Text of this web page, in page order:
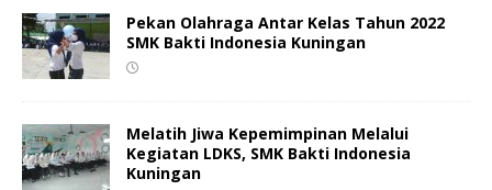
Pekan Olahraga Antar Kelas Tahun 2022
SMK Bakti Indonesia Kuningan
Melatih Jiwa Kepemimpinan Melalui
Kegiatan LDKS, SMK Bakti Indonesia
Kuningan